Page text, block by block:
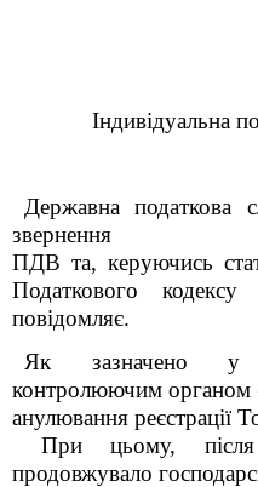
Індивідуальна п
Державна податкова
звернення
ПДВ та, керуючись
Податкового
повідомляє.
Як зазначено у
контролюючим органом
анулювання реєстрації
При цьому, після
продовжувало